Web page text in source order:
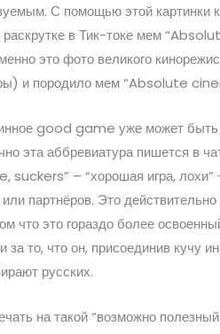
С помощью этой
в Тик-токе мем
это фото великого
и породило мем “Absolute
good game уже может
эта аббревиатура пишется в
– “хорошая игра, лохи”
или партнёров. Это
что это гораздо более
за то, что он, присоединив кучу
русских.
на такой “возможно